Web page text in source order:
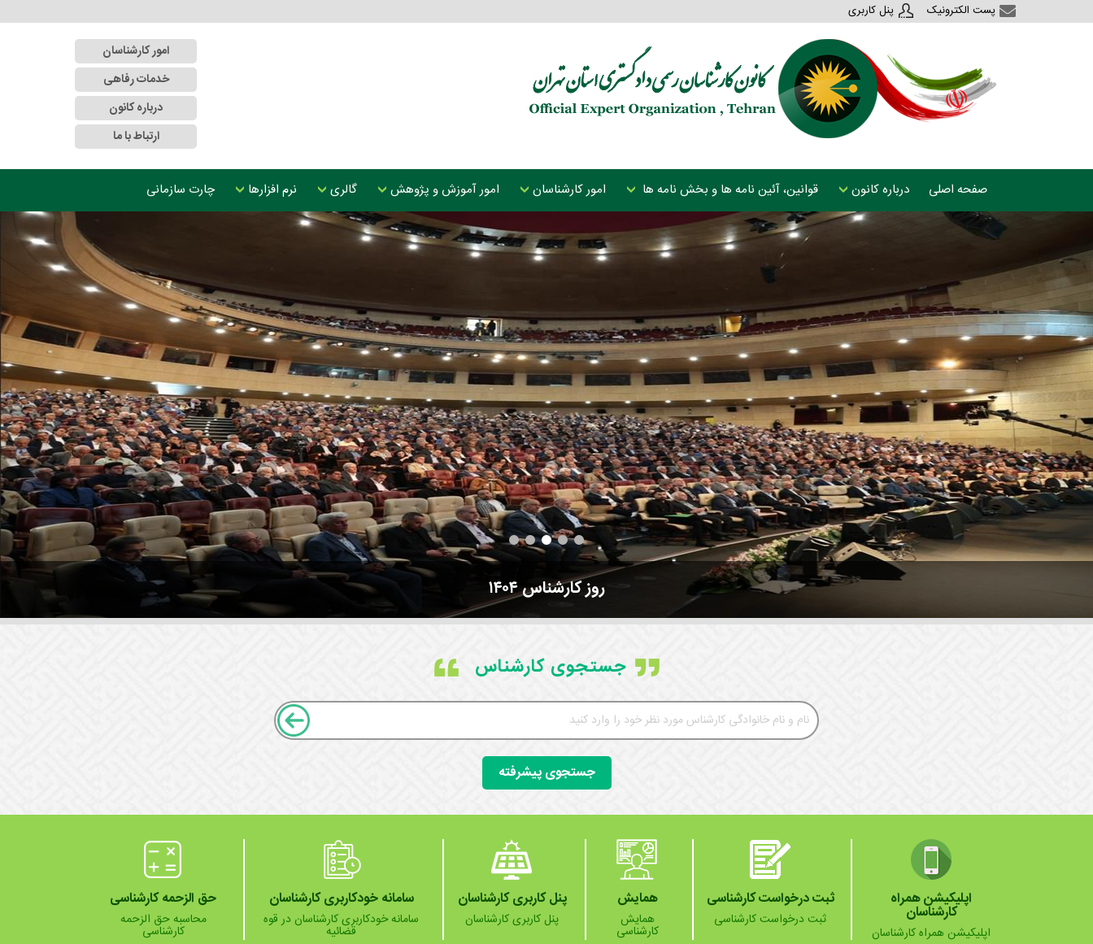
پست الکترونیک پنل کاربری
امور کارشناسان
خدمات رفاهی
درباره کانون
ارتباط با ما
صفحه اصلی درباره کانون قوانین، آئین نامه ها و بخش نامه ها امور کارشناسان امور آموزش و پژوهش گالری نرم افزارها چارت سازمانی
روز کارشناس ۱۴۰۴
جستجوی کارشناس
جستجوی پیشرفته
اپلیکیشن همراه
کارشناسان
اپلیکیشن همراه کارشناسان
ثبت درخواست کارشناسی
ثبت درخواست کارشناسی
همایش
همایش
کارشناسی
پنل کاربری کارشناسان
پنل کاربری کارشناسان
سامانه خودکاربری کارشناسان
سامانه خودکاربری کارشناسان در قوه
قضائیه
حق الزحمه کارشناسی
محاسبه حق الزحمه
کارشناسی